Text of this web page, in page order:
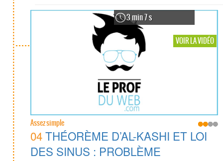
3 min 7 s
VOIR LA VIDÉO
Assez simple
04THÉORÈME D’AL-KASHI ET LOI
DES SINUS : PROBLÈME